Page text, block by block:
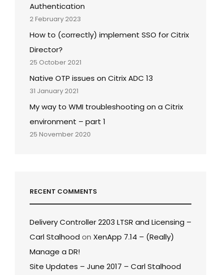
Authentication
2 February 2023
How to (correctly) implement SSO for Citrix
Director?
25 October 2021
Native OTP issues on Citrix ADC 13
31 January 2021
My way to WMI troubleshooting on a Citrix
environment – part 1
25 November 2020
RECENT COMMENTS
Delivery Controller 2203 LTSR and Licensing –
Carl Stalhood on XenApp 7.14 – (Really)
Manage a DR!
Site Updates – June 2017 – Carl Stalhood